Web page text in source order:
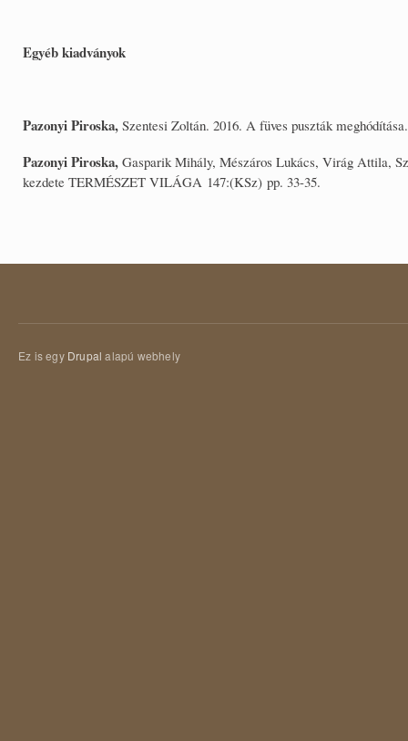
Egyéb kiadványok
Pazonyi Piroska, Szentesi Zoltán. 2016. A füves puszták
Pazonyi Piroska, Gasparik Mihály, Mészáros Lukács, Virág Attila,
kezdete TERMÉSZET VILÁGA 147:(KSz) pp. 33-35.
Ez is egy Drupal alapú webhely